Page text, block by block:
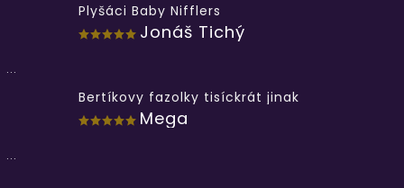
Plyšáci Baby Nifflers
Jonáš Tichý
...
Bertíkovy fazolky tisíckrát jinak
Mega
...